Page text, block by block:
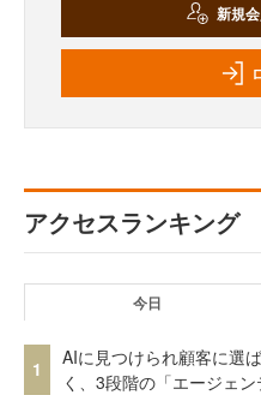
新規
アクセスランキング
今日
1
AIに見つけられ顧客に選
く、3段階の「エージェ